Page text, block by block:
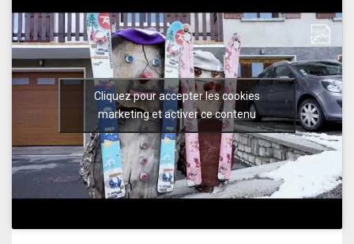
Cliquez pour accepter les cookies
marketing et activer ce contenu